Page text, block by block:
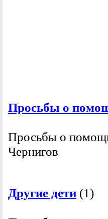
Просьбы о
Просьбы о
Чернигов
Другие дети (1)